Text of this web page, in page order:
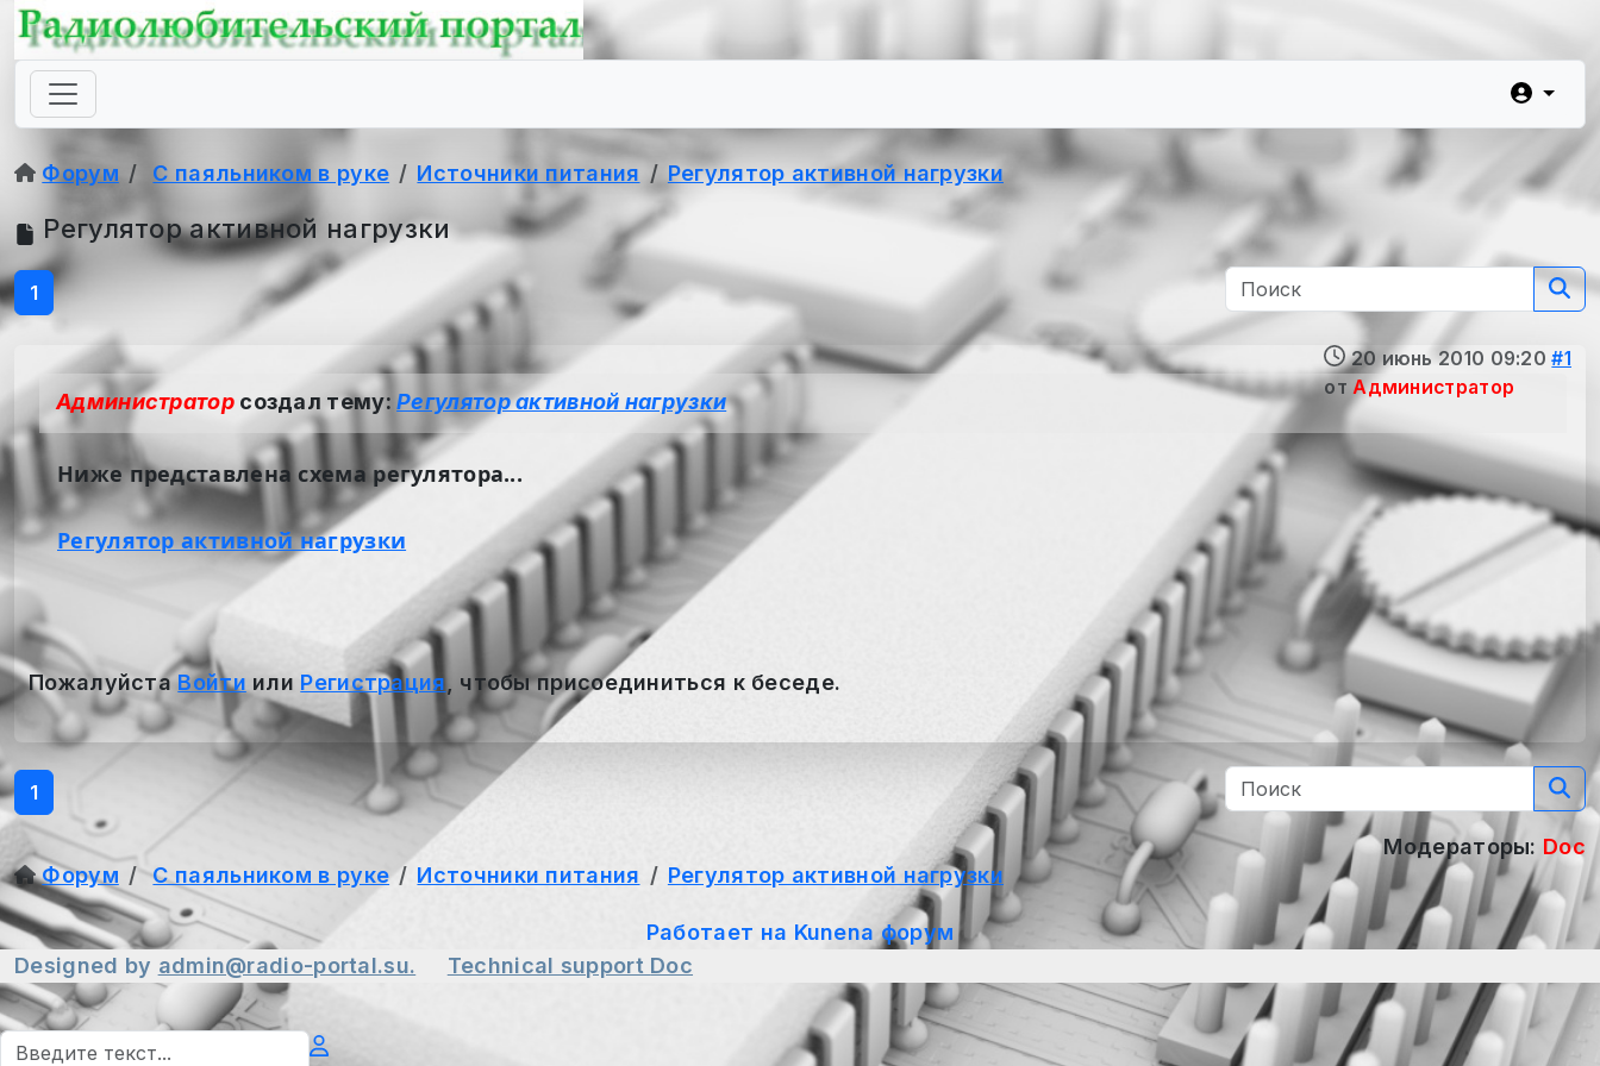
Форум С паяльником в руке Источники питания Регулятор активной нагрузки
Регулятор активной нагрузки
1
20 июнь 2010 09:20 #1
от Администратор
Администраторсоздал тему:Регулятор активной нагрузки
Ниже представлена схема регулятора...
Регулятор активной нагрузки
ПожалуйстаВойти или Регистрация , чтобы присоединиться к беседе.
1
Модераторы: Doc
Форум
С паяльником в руке Источники питания Регулятор активной нагрузки
Работает на Kunena форум
Designed by admin@radio-portal.su. Technical support Doc
Поиск